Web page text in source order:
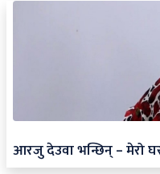
आरजु देउवा भन्छिन् – मेरो